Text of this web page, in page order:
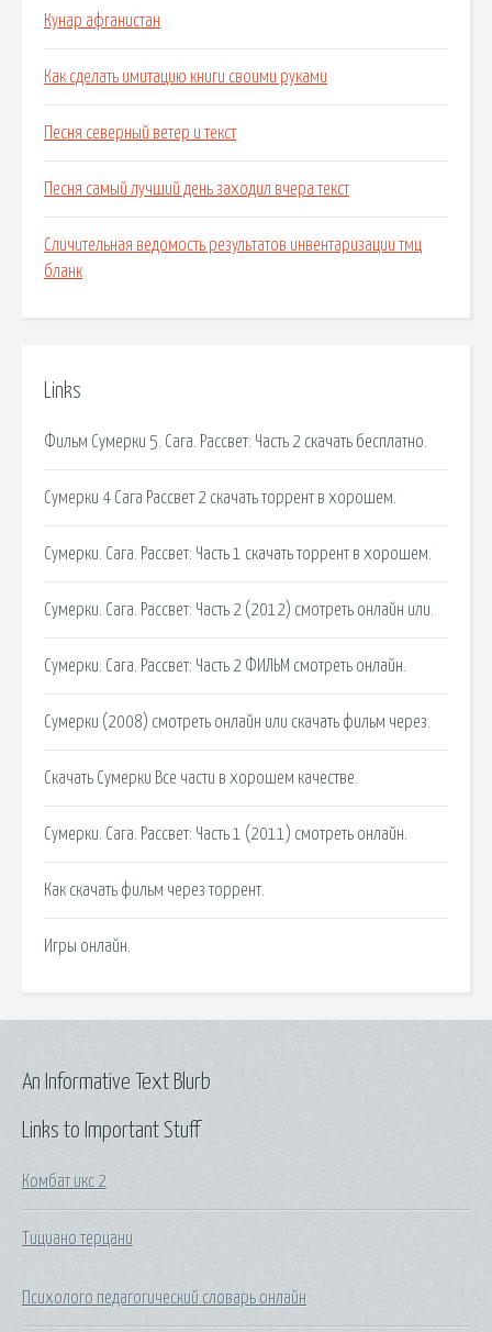
Кунар афганистан
Как сделать имитацию книги своими руками
Песня северный ветер и текст
Песня самый лучший день заходил вчера текст
Сличительная ведомость результатов инвентаризации тмц
бланк
Links
Фильм Сумерки 5. Сага. Рассвет: Часть 2 скачать бесплатно.
Сумерки 4 Сага Рассвет 2 скачать торрент в хорошем.
Сумерки. Сага. Рассвет: Часть 1 скачать торрент в хорошем.
Сумерки. Сага. Рассвет: Часть 2 (2012) смотреть онлайн или.
Сумерки. Сага. Рассвет: Часть 2 ФИЛЬМ смотреть онлайн.
Сумерки (2008) смотреть онлайн или скачать фильм через.
Скачать Сумерки Все части в хорошем качестве.
Сумерки. Сага. Рассвет: Часть 1 (2011) смотреть онлайн.
Как скачать фильм через торрент.
Игры онлайн.
Links to Important Stuff
Комбат икс 2
Тициано терцани
Психолого педагогический словарь онлайн
An Informative Text Blurb